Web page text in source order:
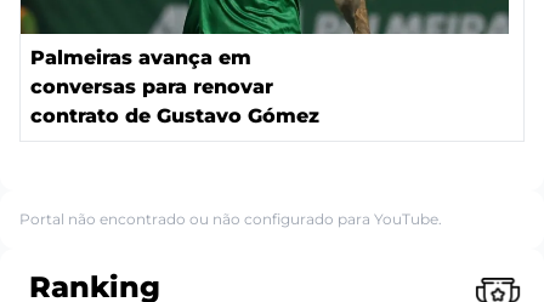
Palmeiras avança em
conversas para renovar
contrato de Gustavo Gómez
Portal não encontrado ou não configurado para YouTube.
Ranking